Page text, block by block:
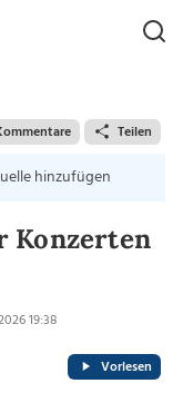
Teilen
hinzufügen
Konzerten
19:38
Vorlesen